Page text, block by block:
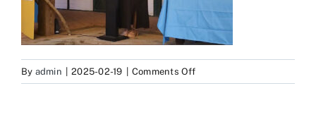
Comunidad
Servicios
By admin 2025-02-19 Comments Offon
Isatis-